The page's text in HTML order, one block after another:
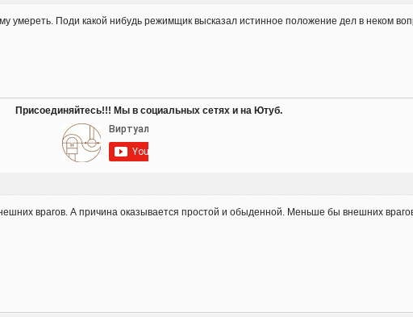
умереть. Поди какой нибудь режимщик высказал истинное положение дел в неком
Присоединяйтесь!!! Мы в социальных сетях и на Ютуб.
врагов. А причина оказывается простой и обыденной. Меньше бы внешних